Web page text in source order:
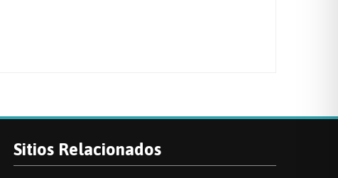
Sitios Relacionados